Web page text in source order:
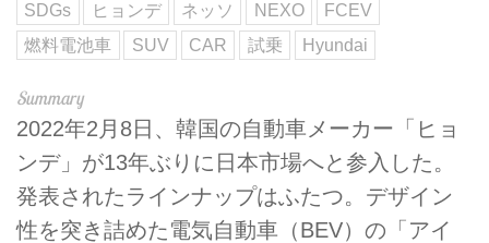
SDGs ヒョンデ ネッソ NEXO
FCEV
燃料電池車
SUV CAR 試乗 Hyundai
2022年2月8日、韓国の自動車メーカー「ヒョ
ンデ」が13年ぶりに日本市場へと参入した。
発表されたラインナップはふたつ。デザイン
性を突き詰めた電気自動車（BEV）の「アイ